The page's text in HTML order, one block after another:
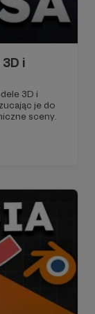
i
3D i
je do
sceny.